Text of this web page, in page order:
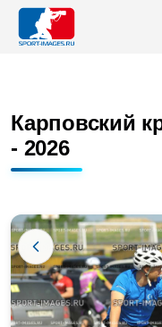
Карповский
- 2026